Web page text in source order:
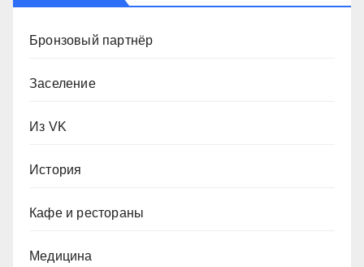
Бронзовый партнёр
Заселение
Из VK
История
Кафе и рестораны
Медицина